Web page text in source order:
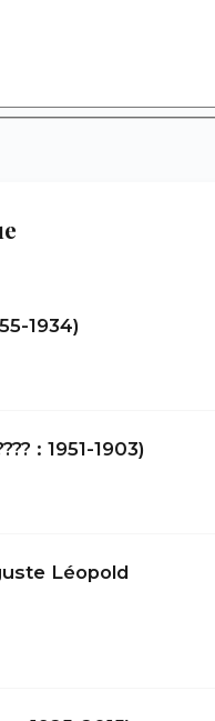
1934)
: 1951-1903)
Léopold